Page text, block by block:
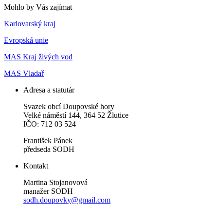
Mohlo by Vás zajímat
Karlovarský kraj
Evropská unie
MAS Kraj živých vod
MAS Vladař
Adresa a statutár
Svazek obcí Doupovské hory
Velké náměstí 144, 364 52 Žlutice
IČO: 712 03 524
František Pánek
předseda SODH
Kontakt
Martina Stojanovová
manažer SODH
sodh.doupovky@gmail.com